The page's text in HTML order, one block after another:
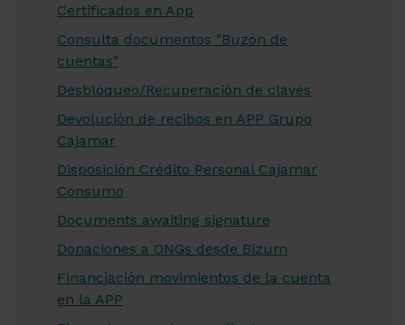
Certificados en App
Consulta documentos "Buzón de
cuentas"
Desbloqueo/Recuperación de claves
Devolución de recibos en APP Grupo
Cajamar
Disposición Crédito Personal Cajamar
Consumo
Documents awaiting signature
Donaciones a ONGs desde Bizum
Financiación movimientos de la cuenta
en la APP